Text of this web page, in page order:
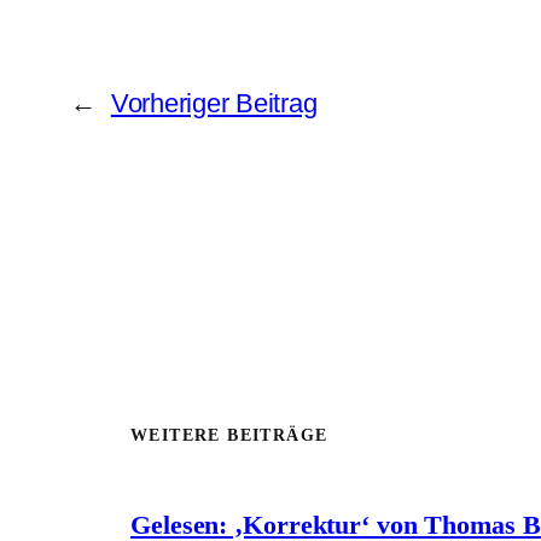
← Vorheriger Beitrag
WEITERE BEITRÄGE
Gelesen: ‚Korrektur‘ von Thomas